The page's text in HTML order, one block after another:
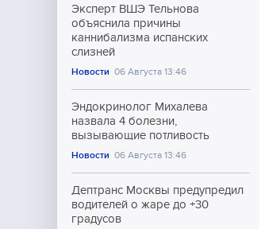
Эксперт ВШЭ Тельнова
объяснила причины
каннибализма испанских
слизней
Новости 06 Августа 13:46
Эндокринолог Михалева
назвала 4 болезни,
вызывающие потливость
Новости 06 Августа 13:46
Дептранс Москвы предупредил
водителей о жаре до +30
градусов